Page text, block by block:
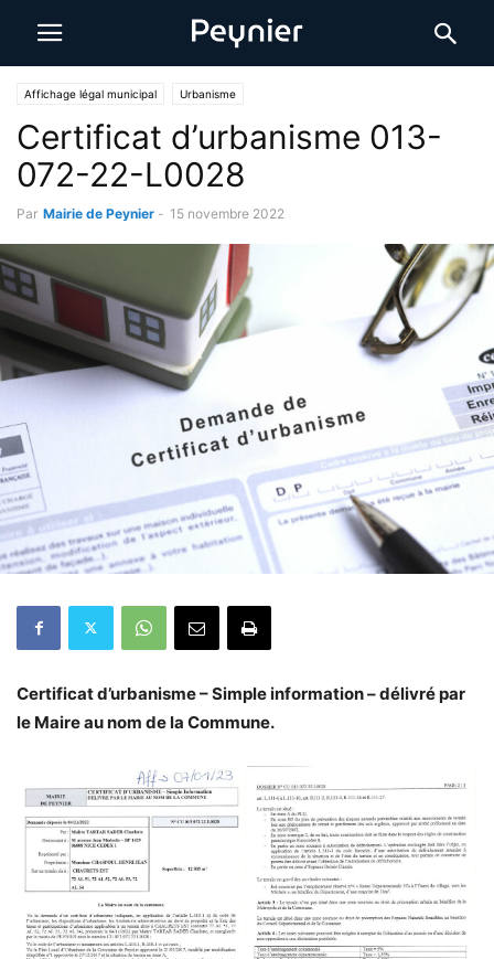
Affichage légal municipal Urbanisme
Certificat d’urbanisme 013-
072-22-L0028
Par Mairie de Peynier - 15 novembre 2022
Certificat d’urbanisme – Simple information – délivré par
le Maire au nom de la Commune.